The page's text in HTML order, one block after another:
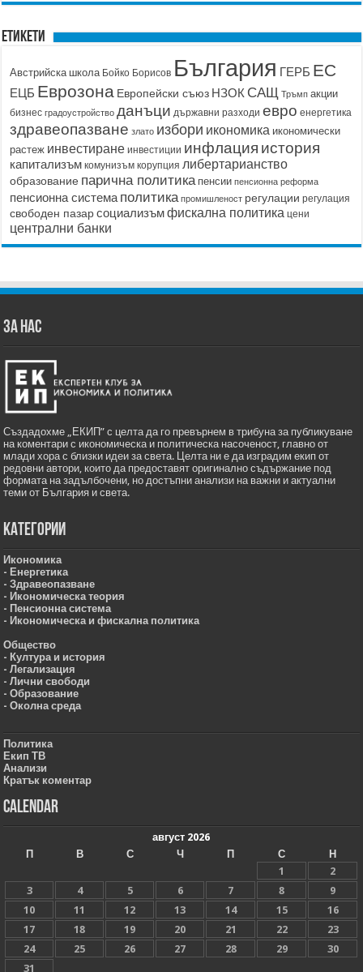
Етикети
Австрийска школа Бойко Борисов България ГЕРБ ЕС
ЕЦБ Еврозона Европейски съюз НЗОК САЩ Тръмп акции
бизнес градоустройство данъци държавни разходи евро енергетика
здравеопазване злато избори икономика икономически
растеж инвестиране инвестиции инфлация история
капитализъм комунизъм корупция либертарианство
образование парична политика пенсии пенсионна реформа
пенсионна система политика промишленост регулации регулация
свободен пазар социализъмфискална политика цени
централни банки
ЗА НАС
Създадохме „ЕКИП” с целта да го превърнем в трибуна за публикуване
на коментари с икономическа и политическа насоченост, главно от
млади хора с близки идеи за света. Целта ни е да изградим екип от
редовни автори, които да предоставят оригинално съдържание под
формата на задълбочени, но достъпни анализи на важни и актуални
теми от България и света.
Категории
Икономика
- Енергетика
- Здравеопазване
- Икономическа теория
- Пенсионна система
- Икономическа и фискална политика
Общество
- Култура и история
- Легализация
- Лични свободи
- Образование
- Околна среда
Политика
Екип ТВ
Анализи
Кратък коментар
Calendar
август 2026
П
В С Ч П С
Н
1
2
3
4 5 6 7 8
9
10
11 12 13 14 15
16
17
18 19 20 21 22
23
24
25 26 27 28 29
30
31